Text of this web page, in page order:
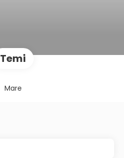
Temi
Mare